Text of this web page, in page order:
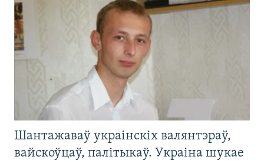
Шантажаваў украінскіх валянтэраў,
вайскоўцаў, палітыкаў. Украіна шукае